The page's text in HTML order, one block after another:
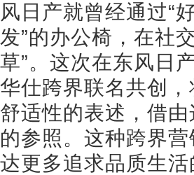
风日产就曾经通过“
发”的办公椅，在社
草”。这次在东风日
华仕跨界联名共创
舒适性的表述，借
的参照。这种跨界
达更多追求品质生